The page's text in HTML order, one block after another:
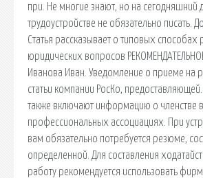
при. Не многие знают, но на сегодняшний
трудоустройстве не обязательно писать.
Статья рассказывает о типовых способах
юридических вопросов
Иванова Иван. Уведомление о приеме на
статьи компании РосКо,
также включают информацию о членстве в
профессиональных ассоциациях. При
вам обязательно потребуется резюме,
определенной. Для составления
работу рекомендуется использовать